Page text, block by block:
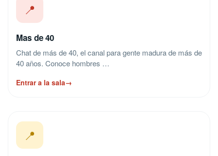
📍
Mas de 40
Chat de más de 40, el canal para gente madura de más de
40 años. Conoce hombres …
Entrar a la sala→
📍